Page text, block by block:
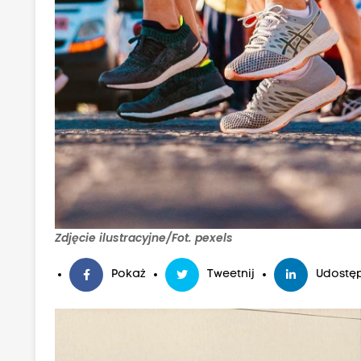
Zdjęcie ilustracyjne/Fot. pexels
Pokaż Tweetnij